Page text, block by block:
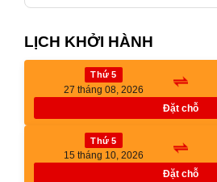
LỊCH KHỞI HÀNH
Thứ 5
27 tháng 08, 2026
Đặt chỗ
Thứ 5
15 tháng 10, 2026
Đặt chỗ